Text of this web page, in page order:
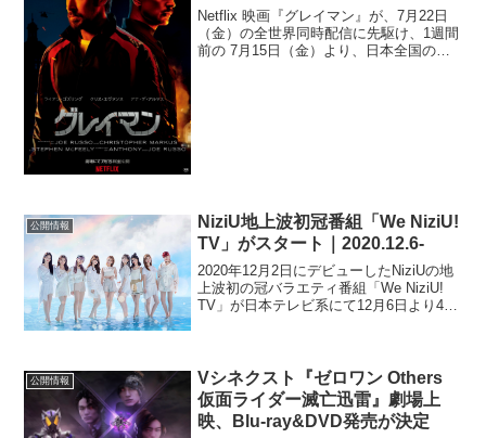
Netflix 映画『グレイマン』が、7月22日
（金）の全世界同時配信に先駆け、1週間
前の 7月15日（金）より、日本全国の映
公開情報
NiziU地上波初冠番組「We NiziU!
TV」がスタート｜2020.12.6-
2020年12月2日にデビューしたNiziUの地
上波初の冠バラエティ番組「We NiziU!
TV」が日本テレビ系にて12月6日より4週
公開情報
Vシネクスト『ゼロワン Others
仮面ライダー滅亡迅雷』劇場上
映、Blu-ray&DVD発売が決定